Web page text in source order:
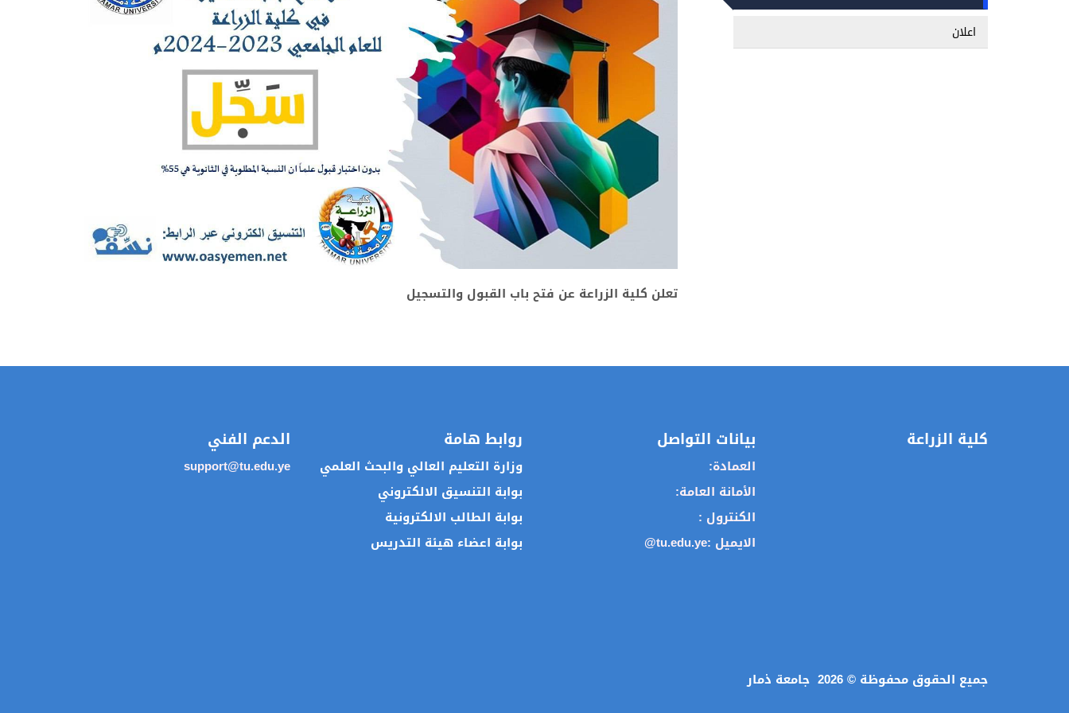
تعلن كلية الزراعة عن فتح باب القبول والتسجيل
اعلان
كلية الزراعة بيانات التواصل
العمادة:
الأمانة العامة:
الكنترول :
الايميل :@tu.edu.ye
روابط هامة
وزارة التعليم العالي والبحث العلمي
بوابة التنسيق الالكتروني
بوابة الطالب الالكترونية
بوابة اعضاء هيئة التدريس
الدعم الفني
support@tu.edu.ye
جميع الحقوق محفوظة ©2026 جامعة ذمار